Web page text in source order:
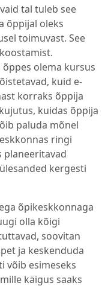
tal tuleb see
õppijal oleks
toimuvast. See
olema kursus
kuid e-
korraks õppija
kuidas õppija
paluda mõnel
ringi
planeeritavad
kergesti
õpikeskkonnaga
olla kõigi
soovitan
ja keskenduda
võib esimeseks
käigus saaks